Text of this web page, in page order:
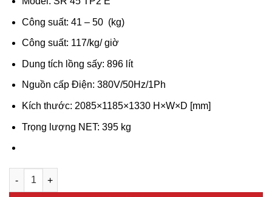
Công suất: 41 – 50 (kg)
Công suất: 117/kg/ giờ
Dung tích lồng sấy: 896 lít
Nguồn cấp Điện: 380V/50Hz/1Ph
Kích thước: 2085×1185×1330 H×W×D [mm]
Trọng lượng NET: 395 kg
Máy sấy công nghiệp Fagor SR 45 TP2 E số lượng